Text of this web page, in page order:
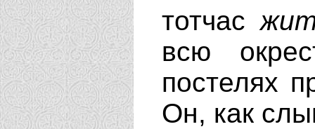
тотчас
всю
постелях
Он, как